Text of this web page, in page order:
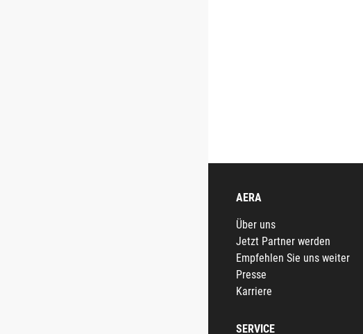
AERA
Über uns
Jetzt Partner werden
Empfehlen Sie uns weiter
Presse
Karriere
SERVICE